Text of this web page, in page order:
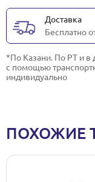
Доставка
Бесплатно
*По Казани. По РТ и в
с помощью
индивидуально
ПОХОЖИЕ